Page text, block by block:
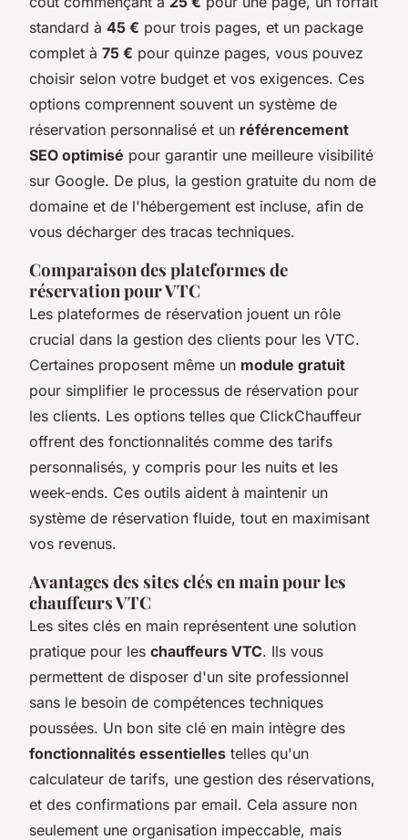
standard à 45 € pour trois pages, et un package
complet à 75 € pour quinze pages, vous pouvez
choisir selon votre budget et vos exigences. Ces
options comprennent souvent un système de
réservation personnalisé et un référencement
SEO optimisé pour garantir une meilleure visibilité
sur Google. De plus, la gestion gratuite du nom de
domaine et de l'hébergement est incluse, afin de
vous décharger des tracas techniques.
Comparaison des plateformes de
réservation pour VTC
Les plateformes de réservation jouent un rôle
crucial dans la gestion des clients pour les VTC.
Certaines proposent même un module gratuit
pour simplifier le processus de réservation pour
les clients. Les options telles que ClickChauffeur
offrent des fonctionnalités comme des tarifs
personnalisés, y compris pour les nuits et les
week-ends. Ces outils aident à maintenir un
système de réservation fluide, tout en maximisant
vos revenus.
Avantages des sites clés en main pour les
chauffeurs VTC
Les sites clés en main représentent une solution
pratique pour les chauffeurs VTC. Ils vous
permettent de disposer d'un site professionnel
sans le besoin de compétences techniques
poussées. Un bon site clé en main intègre des
fonctionnalités essentielles telles qu'un
calculateur de tarifs, une gestion des réservations,
et des confirmations par email. Cela assure non
seulement une organisation impeccable, mais